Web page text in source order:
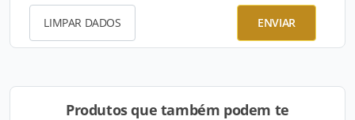
LIMPAR DADOS ENVIAR
Produtos que também podem te